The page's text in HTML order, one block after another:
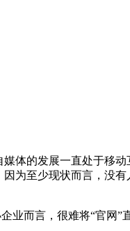
体的发展一直处于移动
为至少现状而言，没
而言，很难将“官网”